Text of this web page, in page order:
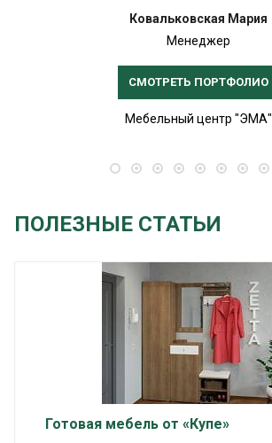
Ковальковская Мария
Менеджер
СМОТРЕТЬ ПОРТФОЛИО
Мебельный центр "ЭМА"
ПОЛЕЗНЫЕ СТАТЬИ
Готовая мебель от «Купе»